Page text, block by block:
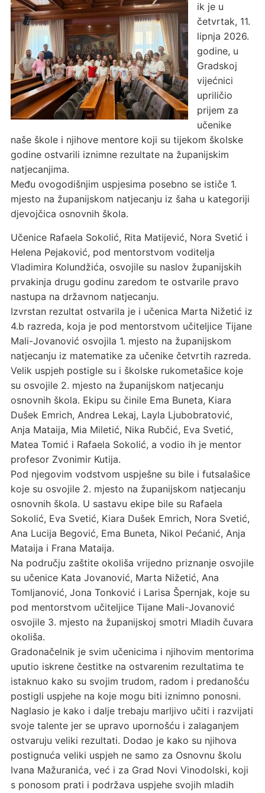
ik je u
četvrtak, 11.
lipnja 2026.
godine, u
Gradskoj
vijećnici
upriličio
prijem za
učenike
naše škole i njihove mentore koji su tijekom školske
godine ostvarili iznimne rezultate na županijskim
natjecanjima.
Među ovogodišnjim uspjesima posebno se ističe 1.
mjesto na županijskom natjecanju iz šaha u kategoriji
djevojčica osnovnih škola.
Učenice Rafaela Sokolić, Rita Matijević, Nora Svetić i
Helena Pejaković, pod mentorstvom voditelja
Vladimira Kolundžića, osvojile su naslov županijskih
prvakinja drugu godinu zaredom te ostvarile pravo
nastupa na državnom natjecanju.
Izvrstan rezultat ostvarila je i učenica Marta Nižetić iz
4.b razreda, koja je pod mentorstvom učiteljice Tijane
Mali-Jovanović osvojila 1. mjesto na županijskom
natjecanju iz matematike za učenike četvrtih razreda.
Velik uspjeh postigle su i školske rukometašice koje
su osvojile 2. mjesto na županijskom natjecanju
osnovnih škola. Ekipu su činile Ema Buneta, Kiara
Dušek Emrich, Andrea Lekaj, Layla Ljubobratović,
Anja Mataija, Mia Miletić, Nika Rubčić, Eva Svetić,
Matea Tomić i Rafaela Sokolić, a vodio ih je mentor
profesor Zvonimir Kutija.
Pod njegovim vodstvom uspješne su bile i futsalašice
koje su osvojile 2. mjesto na županijskom natjecanju
osnovnih škola. U sastavu ekipe bile su Rafaela
Sokolić, Eva Svetić, Kiara Dušek Emrich, Nora Svetić,
Ana Lucija Begović, Ema Buneta, Nikol Pećanić, Anja
Mataija i Frana Mataija.
Na području zaštite okoliša vrijedno priznanje osvojile
su učenice Kata Jovanović, Marta Nižetić, Ana
Tomljanović, Jona Tonković i Larisa Špernjak, koje su
pod mentorstvom učiteljice Tijane Mali-Jovanović
osvojile 3. mjesto na županijskoj smotri Mladih čuvara
okoliša.
Gradonačelnik je svim učenicima i njihovim mentorima
uputio iskrene čestitke na ostvarenim rezultatima te
istaknuo kako su svojim trudom, radom i predanošću
postigli uspjehe na koje mogu biti iznimno ponosni.
Naglasio je kako i dalje trebaju marljivo učiti i razvijati
svoje talente jer se upravo upornošću i zalaganjem
ostvaruju veliki rezultati. Dodao je kako su njihova
postignuća veliki uspjeh ne samo za Osnovnu školu
Ivana Mažuranića, već i za Grad Novi Vinodolski, koji
s ponosom prati i podržava uspjehe svojih mladih